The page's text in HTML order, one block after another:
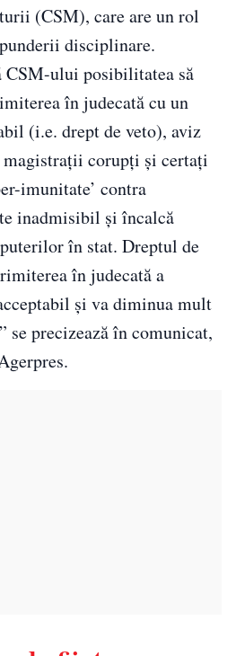
(CSM), care are un rol
disciplinare.
CSM-ului posibilitatea să
în judecată cu un
(i.e. drept de veto), aviz
magistraţii corupţi şi certaţi
imunitate’ contra
inadmisibil şi încalcă
în stat. Dreptul de
în judecată a
şi va diminua mult
se precizează în comunicat,